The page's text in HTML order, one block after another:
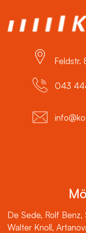
Feldstr.
043
De Sede, Rolf Benz,
Walter Knoll,